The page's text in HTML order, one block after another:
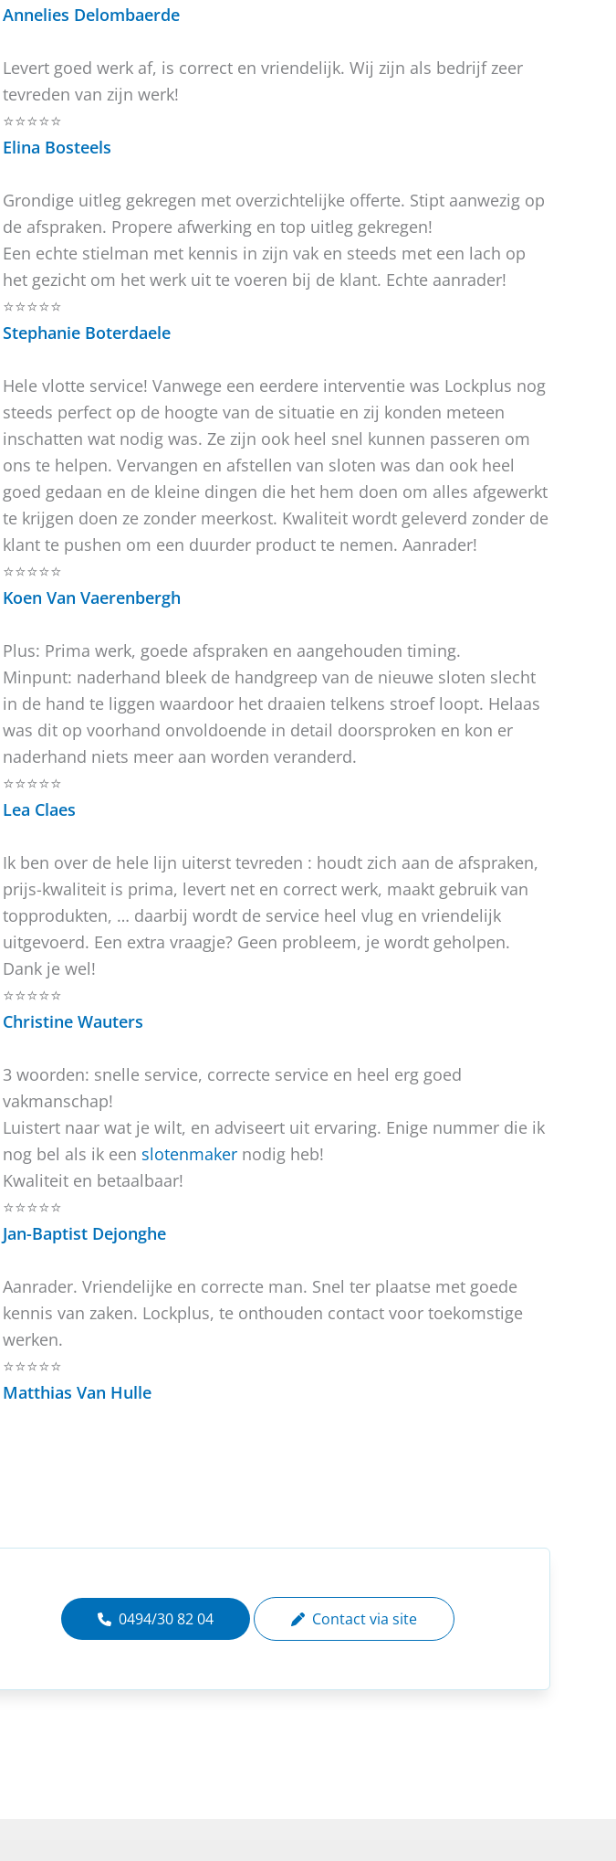
Annelies Delombaerde
Levert goed werk af, is correct en vriendelijk. Wij zijn als bedrijf zeer
tevreden van zijn werk!
⭐⭐⭐⭐⭐
Elina Bosteels
Grondige uitleg gekregen met overzichtelijke offerte. Stipt aanwezig op
de afspraken. Propere afwerking en top uitleg gekregen!
Een echte stielman met kennis in zijn vak en steeds met een lach op
het gezicht om het werk uit te voeren bij de klant. Echte aanrader!
⭐⭐⭐⭐⭐
Stephanie Boterdaele
Hele vlotte service! Vanwege een eerdere interventie was Lockplus nog
steeds perfect op de hoogte van de situatie en zij konden meteen
inschatten wat nodig was. Ze zijn ook heel snel kunnen passeren om
ons te helpen. Vervangen en afstellen van sloten was dan ook heel
goed gedaan en de kleine dingen die het hem doen om alles afgewerkt
te krijgen doen ze zonder meerkost. Kwaliteit wordt geleverd zonder de
klant te pushen om een duurder product te nemen. Aanrader!
⭐⭐⭐⭐⭐
Koen Van Vaerenbergh
Plus: Prima werk, goede afspraken en aangehouden timing.
Minpunt: naderhand bleek de handgreep van de nieuwe sloten slecht
in de hand te liggen waardoor het draaien telkens stroef loopt. Helaas
was dit op voorhand onvoldoende in detail doorsproken en kon er
naderhand niets meer aan worden veranderd.
⭐⭐⭐⭐⭐
Lea Claes
Ik ben over de hele lijn uiterst tevreden : houdt zich aan de afspraken,
prijs-kwaliteit is prima, levert net en correct werk, maakt gebruik van
topprodukten, … daarbij wordt de service heel vlug en vriendelijk
uitgevoerd. Een extra vraagje? Geen probleem, je wordt geholpen.
Dank je wel!
⭐⭐⭐⭐⭐
Christine Wauters
3 woorden: snelle service, correcte service en heel erg goed
vakmanschap!
Luistert naar wat je wilt, en adviseert uit ervaring. Enige nummer die ik
nog bel als ik een slotenmaker nodig heb!
Kwaliteit en betaalbaar!
⭐⭐⭐⭐⭐
Jan-Baptist Dejonghe
Aanrader. Vriendelijke en correcte man. Snel ter plaatse met goede
kennis van zaken. Lockplus, te onthouden contact voor toekomstige
werken.
⭐⭐⭐⭐⭐
Matthias Van Hulle
0494/30 82 04 Contact via site